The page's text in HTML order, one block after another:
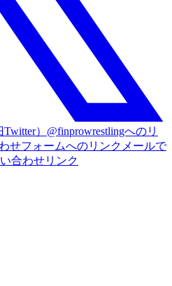
）@finprowrestlingへのリ
せフォームへのリンク メールで
合わせリンク